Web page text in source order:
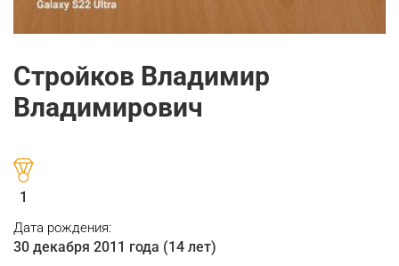
Стройков Владимир
Владимирович
1
Дата рождения:
30 декабря 2011 года (14 лет)